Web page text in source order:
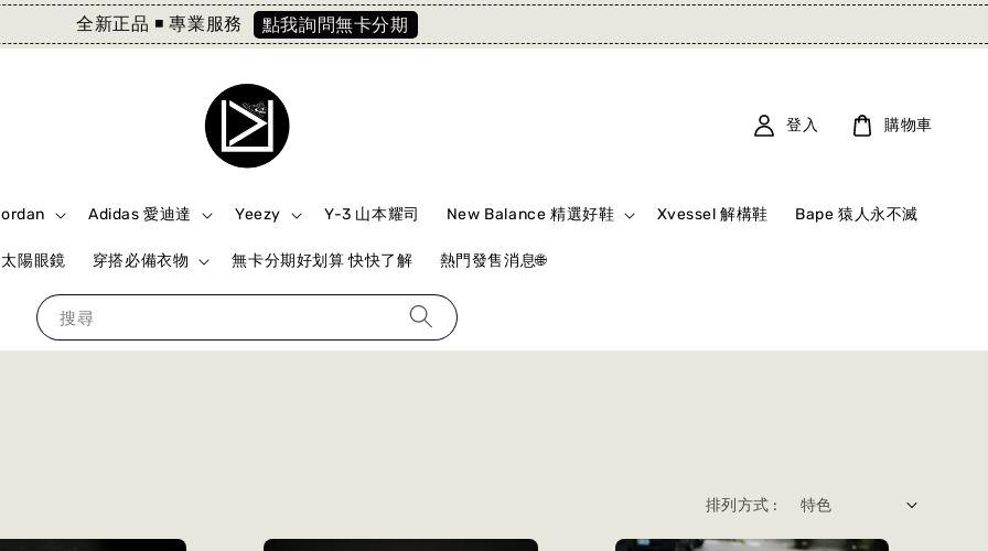
全新正品 ◾️ 專業服務 點我詢問無卡分期
搜尋
Adidas 愛迪達 Yeezy Y-3 山本耀司 New Balance 精選好鞋 Xvessel 解構鞋 Bape 猿人永不滅
陽眼鏡 穿搭必備衣物 無卡分期好划算 快快了解 熱門發售消息🌐
登入 購物車
排列方式 :